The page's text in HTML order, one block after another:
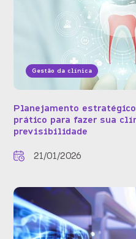
Gestão da clínica
Planejamento
prático para fazer sua
previsibilidade
21/01/2026